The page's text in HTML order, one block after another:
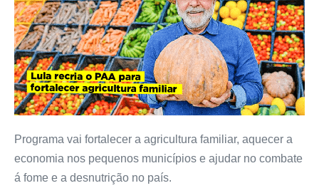
Programa vai fortalecer a agricultura familiar, aquecer a
economia nos pequenos municípios e ajudar no combate
á fome e a desnutrição no país.